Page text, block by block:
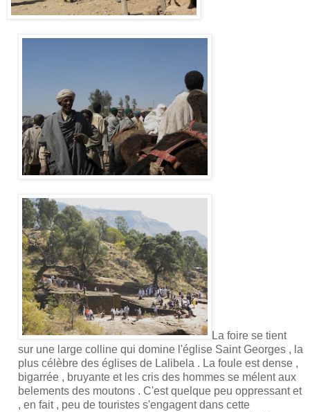
La foire se tient
sur une large colline qui domine l'église Saint Georges , la
plus célèbre des églises de Lalibela . La foule est dense ,
bigarrée , bruyante et les cris des hommes se mélent aux
belements des moutons . C'est quelque peu oppressant et
, en fait , peu de touristes s'engagent dans cette